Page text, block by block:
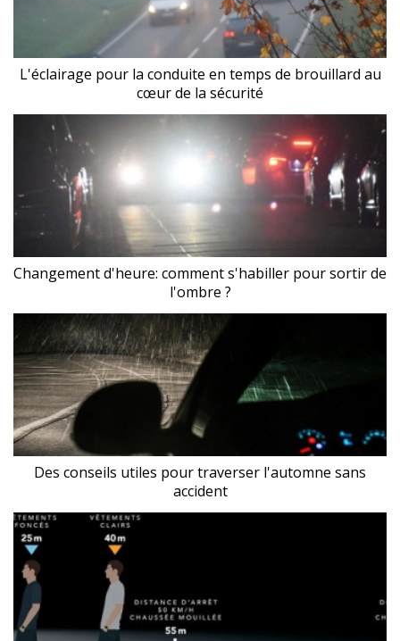
L'éclairage pour la conduite en temps de brouillard au
cœur de la sécurité
Changement d'heure: comment s'habiller pour sortir de
l'ombre ?
Des conseils utiles pour traverser l'automne sans
accident